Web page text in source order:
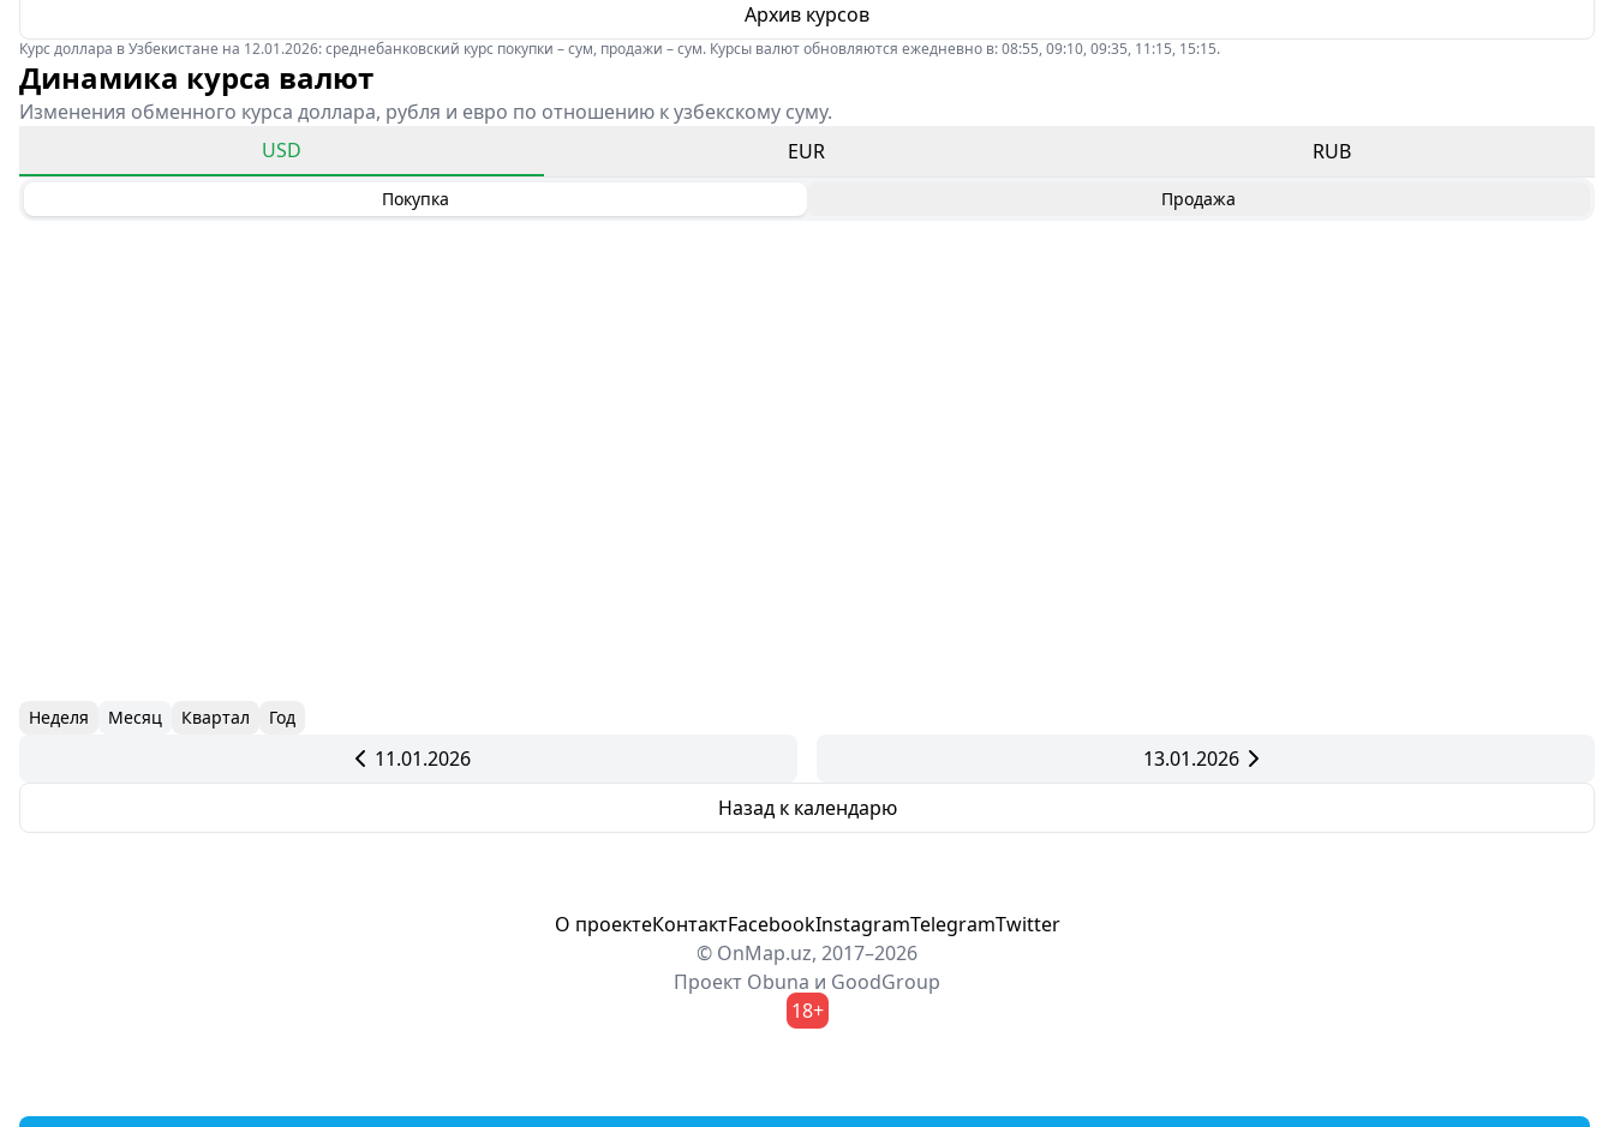
Архив курсов
Курс доллара в Узбекистане на 12.01.2026: среднебанковский курс покупки – сум, продажи – сум. Курсы валют обновляются ежедневно в: 08:55, 09:10, 09:35, 11:15, 15:15.
Динамика курса валют
Изменения обменного курса доллара, рубля и евро по отношению к узбекскому суму.
USD
EUR RUB
Покупка Продажа
Неделя Месяц Квартал Год
11.01.2026
13.01.2026
Назад к календарю
О проектеКонтактFacebookInstagramTelegramTwitter
© OnMap.uz, 2017–2026
Проект Obuna и GoodGroup
18+